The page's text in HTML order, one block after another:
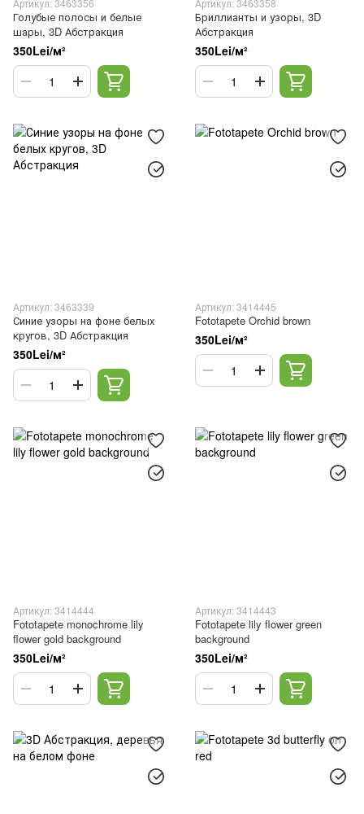
Артикул: 3463356
Голубые полосы и белые
шары, 3D Абстракция
350Lei/м²
Артикул: 3463358
Бриллианты и узоры, 3D
Абстракция
350Lei/м²
Артикул: 3463339
Синие узоры на фоне белых
кругов, 3D Абстракция
350Lei/м²
Артикул: 3414445
Fototapete Orchid brown
350Lei/м²
Артикул: 3414444
Fototapete monochrome lily
flower gold background
350Lei/м²
Артикул: 3414443
Fototapete lily flower green
background
350Lei/м²